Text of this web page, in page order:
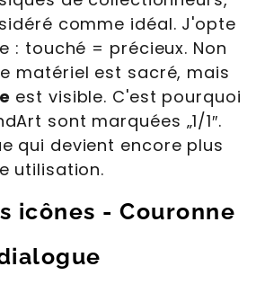
comme idéal. J'opte
: touché = précieux. Non
matériel est sacré, mais
est visible. C'est pourquoi
sont marquées „1/1″.
qui devient encore plus
utilisation.
icônes - Couronne